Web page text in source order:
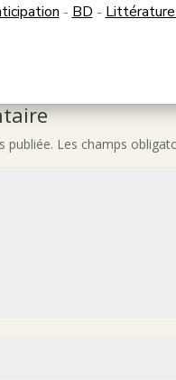
- BD -
publiée. Les champs